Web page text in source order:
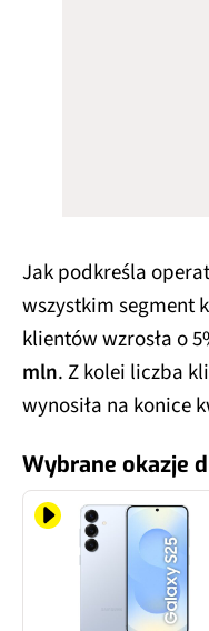
Jak podkreśla
wszystkim segment
klientów wzrosła o
mln. Z kolei liczba
wynosiła na konice
Wybrane okazje